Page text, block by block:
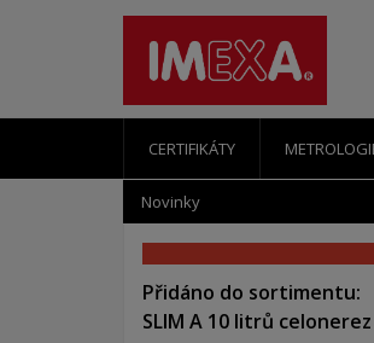
CERTIFIKÁTY
Novinky
Přidáno do sortimentu:
SLIM A 10 litrů celonerez